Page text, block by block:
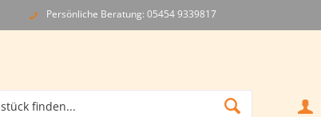
Persönliche Beratung: 05454 9339817